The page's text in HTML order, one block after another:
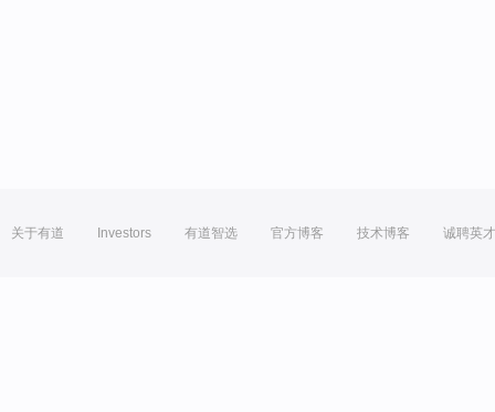
关于有道 Investors 有道智选 官方博客 技术博客 诚聘英才